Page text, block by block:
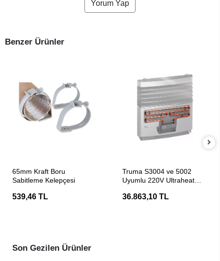
Yorum Yap
Benzer Ürünler
65mm Kraft Boru
Sabitleme Kelepçesi
539,46 TL
Truma S3004 ve 5002
Uyumlu 220V Ultraheat
36.863,10 TL
Son Gezilen Ürünler